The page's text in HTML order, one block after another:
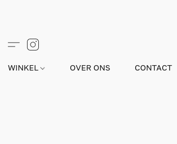
WINKEL OVER ONS CONTACT